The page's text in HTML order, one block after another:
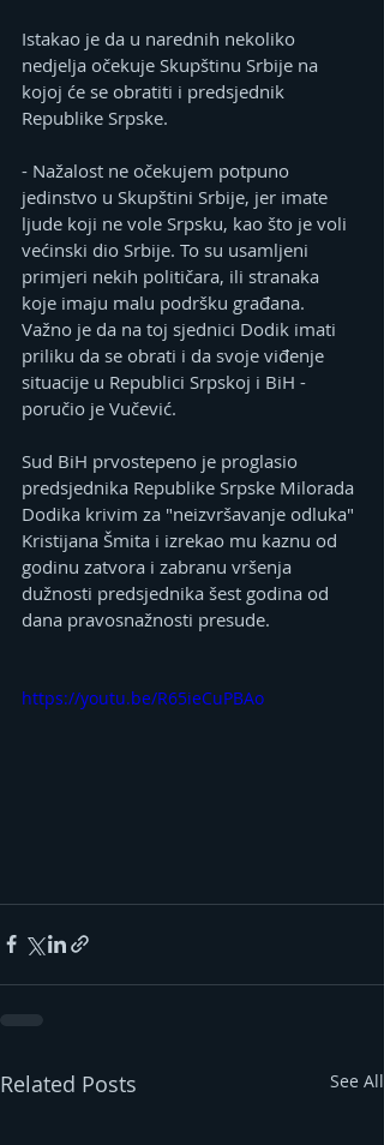
Istakao je da u narednih nekoliko
nedjelja očekuje Skupštinu Srbije na
kojoj će se obratiti i predsjednik
Republike Srpske.
- Nažalost ne očekujem potpuno
jedinstvo u Skupštini Srbije, jer imate
ljude koji ne vole Srpsku, kao što je voli
većinski dio Srbije. To su usamljeni
primjeri nekih političara, ili stranaka
koje imaju malu podršku građana.
Važno je da na toj sjednici Dodik imati
priliku da se obrati i da svoje viđenje
situacije u Republici Srpskoj i BiH -
poručio je Vučević.
Sud BiH prvostepeno je proglasio
predsjednika Republike Srpske Milorada
Dodika krivim za "neizvršavanje odluka"
Kristijana Šmita i izrekao mu kaznu od
godinu zatvora i zabranu vršenja
dužnosti predsjednika šest godina od
dana pravosnažnosti presude.
https://youtu.be/R65ieCuPBAo
Related Posts See All